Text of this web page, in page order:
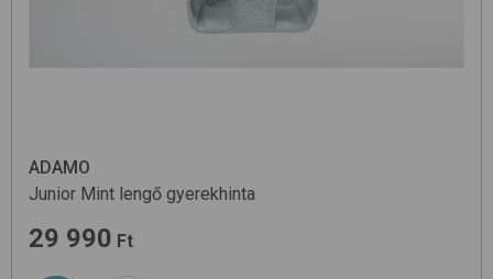
ADAMO
Junior Mint lengő gyerekhinta
29 990 Ft